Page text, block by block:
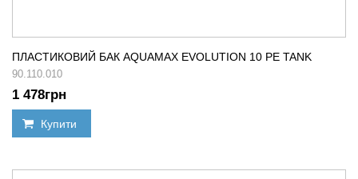
ПЛАСТИКОВИЙ БАК AQUAMAX EVOLUTION 10 PE TANK
90.110.010
1 478грн
Купити